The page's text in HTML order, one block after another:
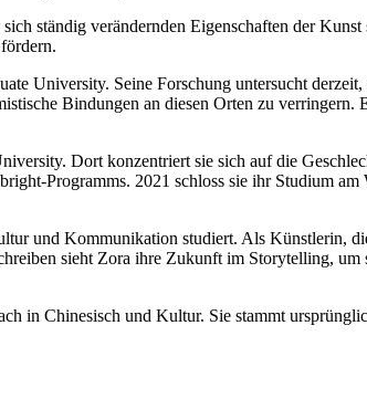
ständig verändernden Eigenschaften der
University. Seine Forschung untersucht
Bindungen an diesen Orten zu verringern.
Dort konzentriert sie sich auf die
Programms. 2021 schloss sie ihr Studium
und Kommunikation studiert. Als Künstlerin,
sieht Zora ihre Zukunft im Storytelling, um
in Chinesisch und Kultur. Sie stammt